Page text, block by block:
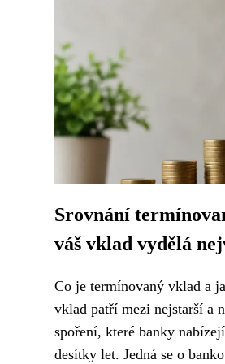
Srovnání
váš vklad vydělá
Co je termínovaný vklad a
vklad patří mezi nejstarší a
spoření, které banky
desítky let. Jedná se o